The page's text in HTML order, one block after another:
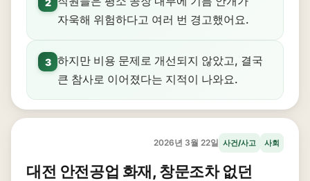
자욱해 위험하다고 여러 번 경고했어요.
3 하지만 비용 문제로 개선되지 않았고, 결국
큰 참사로 이어졌다는 지적이 나와요.
2026년 3월 22일 사건/사고 사회
대전 안전공업 화재, 창문조차 없던